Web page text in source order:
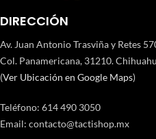
DIRECCIÓN
Av. Juan Antonio Trasviña y Retes
Col. Panamericana, 31210.
(Ver Ubicación en Google Maps)
Teléfono: 614 490 3050
Email: contacto@tactishop.mx